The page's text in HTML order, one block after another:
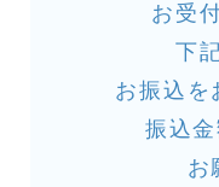
お受
下
お振込を
振込
お